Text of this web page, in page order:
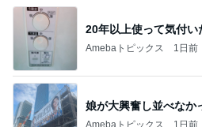
20年以上使って気付い
Amebaトピックス 1日前
娘が大興奮し並べなか
Amebaトピックス 1日前